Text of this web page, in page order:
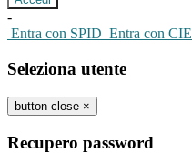
-
Entra con SPID Entra con CIE
Seleziona utente
button close ×
Recupero password